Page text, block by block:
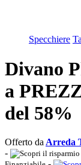
Specchiere
Divano
a
del 58%
Offerto da Arreda
-